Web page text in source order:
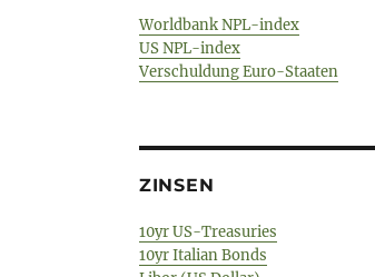
Worldbank NPL-index
US NPL-index
Verschuldung Euro-Staaten
ZINSEN
10yr US-Treasuries
10yr Italian Bonds